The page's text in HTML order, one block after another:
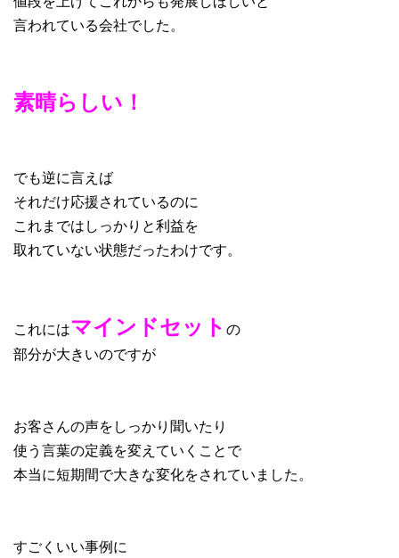
言われている会社でした。
素晴らしい！
でも逆に言えば
それだけ応援されているのに
これまではしっかりと利益を
取れていない状態だったわけです。
これにはマインドセット の
部分が大きいのですが
お客さんの声をしっかり聞いたり
使う言葉の定義を変えていくことで
本当に短期間で大きな変化をされていました。
すごくいい事例に